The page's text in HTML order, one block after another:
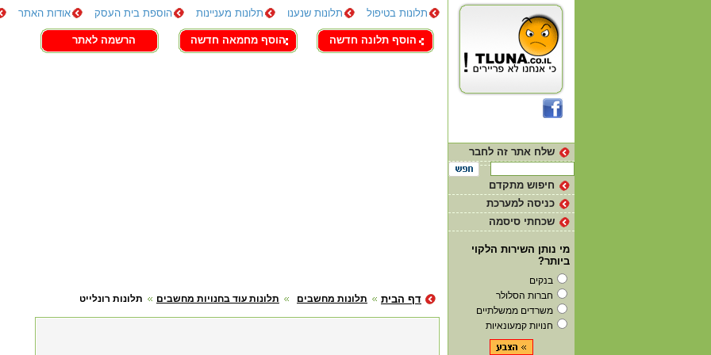
תלונות בטיפול תלונות שנענו תלונות מעניינות הוספת בית העסק אודות האתר
צור קשר
הוסף תלונה חדשה הוסף מחמאה חדשה הרשמה לאתר
תלונות רונלייט תלונות עוד בחנויות מחשבים תלונות מחשבים דף הבית
שלח אתר זה לחבר
חיפוש מתקדם
כניסה למערכת
שכחתי סיסמה
מי נותן השירות הלקוי
ביותר?
בנקים
חברות הסלולר
משרדים ממשלתיים
חנויות קמעונאיות